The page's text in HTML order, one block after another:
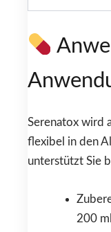
Serenatox wird
flexibel in den
unterstützt Sie
200